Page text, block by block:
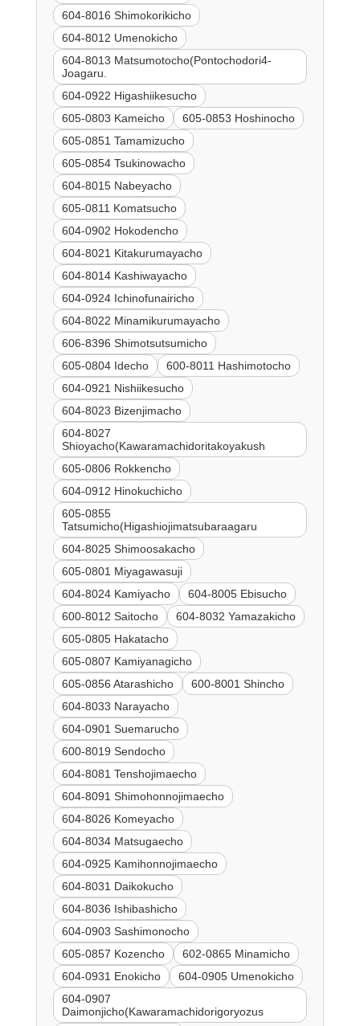
604-8016 Shimokorikicho
604-8012 Umenokicho
604-8013 Matsumotocho(Pontochodori4-
Joagaru.
604-0922 Higashiikesucho
605-0803 Kameicho
605-0853 Hoshinocho
605-0851 Tamamizucho
605-0854 Tsukinowacho
604-8015 Nabeyacho
605-0811 Komatsucho
604-0902 Hokodencho
604-8021 Kitakurumayacho
604-8014 Kashiwayacho
604-0924 Ichinofunairicho
604-8022 Minamikurumayacho
606-8396 Shimotsutsumicho
605-0804 Idecho
600-8011 Hashimotocho
604-0921 Nishiikesucho
604-8023 Bizenjimacho
604-8027
Shioyacho(Kawaramachidoritakoyakush
605-0806 Rokkencho
604-0912 Hinokuchicho
605-0855
Tatsumicho(Higashiojimatsubaraagaru
604-8025 Shimoosakacho
605-0801 Miyagawasuji
604-8024 Kamiyacho
604-8005 Ebisucho
600-8012 Saitocho
604-8032 Yamazakicho
605-0805 Hakatacho
605-0807 Kamiyanagicho
605-0856 Atarashicho
600-8001 Shincho
604-8033 Narayacho
604-0901 Suemarucho
600-8019 Sendocho
604-8081 Tenshojimaecho
604-8091 Shimohonnojimaecho
604-8026 Komeyacho
604-8034 Matsugaecho
604-0925 Kamihonnojimaecho
604-8031 Daikokucho
604-8036 Ishibashicho
604-0903 Sashimonocho
605-0857 Kozencho
602-0865 Minamicho
604-0931 Enokicho
604-0905 Umenokicho
604-0907
Daimonjicho(Kawaramachidorigoryozus